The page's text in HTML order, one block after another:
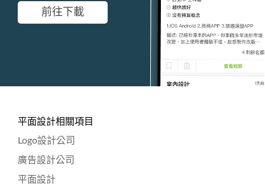
前往下載
平面設計相關項目
Logo設計公司
廣告設計公司
平面設計